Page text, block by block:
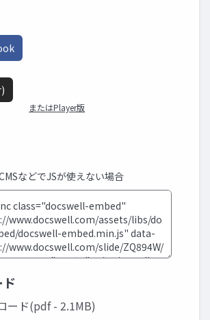
またはPlayer版
などでJSが使えない場合
ード(pdf - 2.1MB)